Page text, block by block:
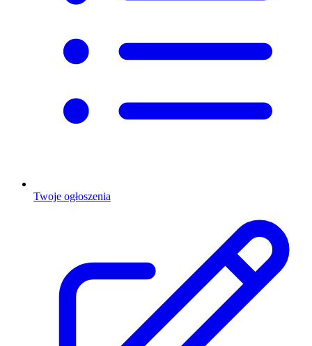
Twoje ogłoszenia